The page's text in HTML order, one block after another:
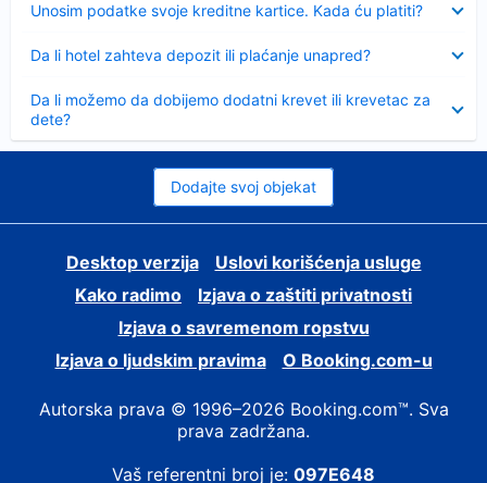
Unosim podatke svoje kreditne kartice. Kada ću platiti?
Da li hotel zahteva depozit ili plaćanje unapred?
Da li možemo da dobijemo dodatni krevet ili krevetac za
dete?
Dodajte svoj objekat
Desktop verzija
Uslovi korišćenja usluge
Kako radimo
Izjava o zaštiti privatnosti
Izjava o savremenom ropstvu
Izjava o ljudskim pravima
О Booking.com-u
Autorska prava © 1996–2026 Booking.com™. Sva
prava zadržana.
Vaš referentni broj je: 097E648